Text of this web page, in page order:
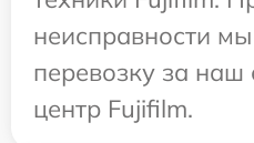
неисправности
перевозку за наш
центр Fujifilm.